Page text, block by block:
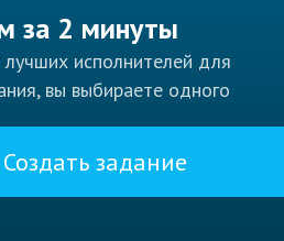
за 2 минуты
исполнителей для
вы выбираете одного
Создать задание